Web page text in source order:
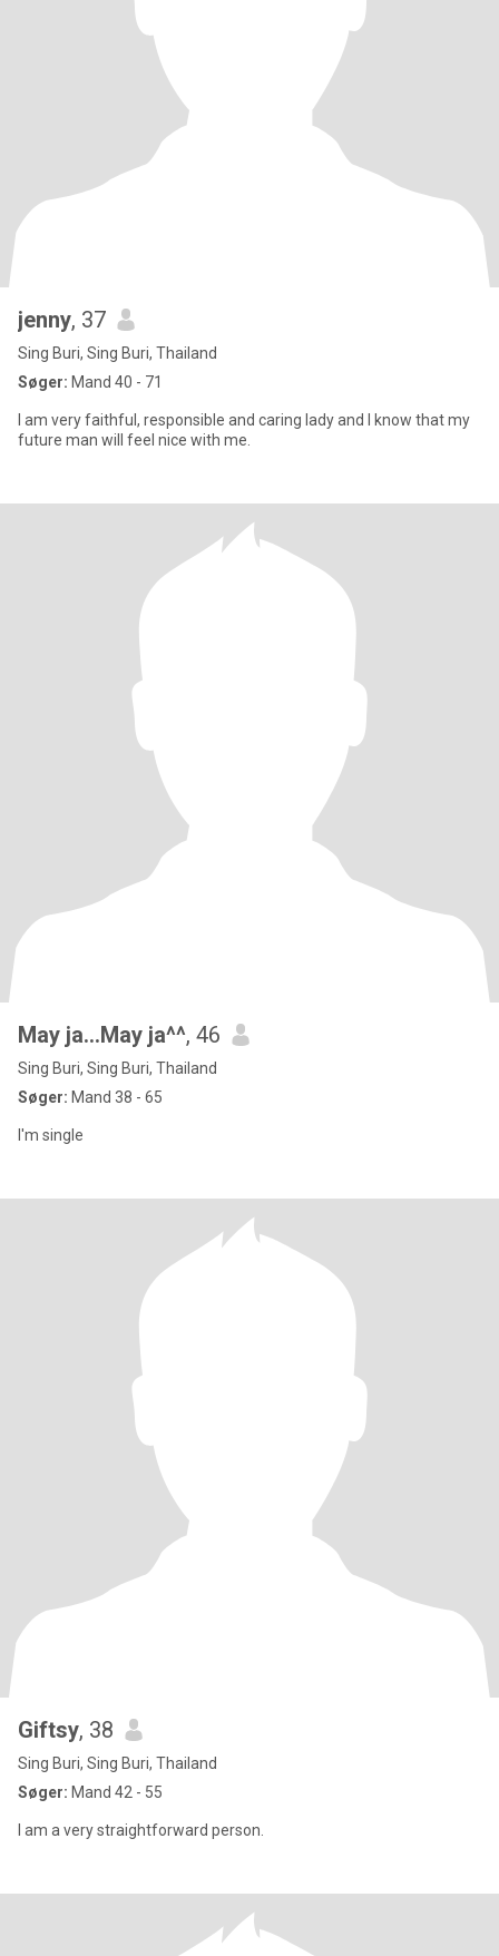
jenny, 37
Sing Buri, Sing Buri, Thailand
Søger: Mand 40 - 71
I am very faithful, responsible and caring lady and I know that my
future man will feel nice with me.
May ja...May ja^^, 46
Sing Buri, Sing Buri, Thailand
Søger: Mand 38 - 65
I'm single
Giftsy, 38
Sing Buri, Sing Buri, Thailand
Søger: Mand 42 - 55
I am a very straightforward person.